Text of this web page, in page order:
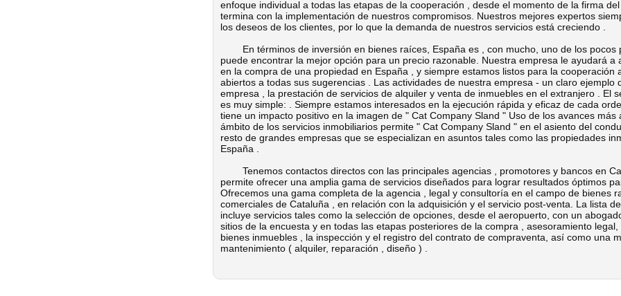
enfoque individual a todas las etapas de la cooperación , desde el momento de la firma
termina con la implementación de nuestros compromisos. Nuestros mejores expertos
los deseos de los clientes, por lo que la demanda de nuestros servicios está creciendo .
En términos de inversión en bienes raíces, España es , con mucho, uno de los pocos
puede encontrar la mejor opción para un precio razonable. Nuestra empresa le ayudará a
en la compra de una propiedad en España , y siempre estamos listos para la cooperación
abiertos a todas sus sugerencias . Las actividades de nuestra empresa - un claro ejemplo
empresa , la prestación de servicios de alquiler y venta de inmuebles en el extranjero . El
es muy simple: .
Siempre estamos interesados ​​en la ejecución rápida y eficaz de cada
tiene un impacto positivo en la imagen de " Cat Company Sland " Uso de los avances más
ámbito de los servicios inmobiliarios permite " Cat Company Sland " en el asiento del
resto de grandes empresas que se especializan en asuntos tales como las propiedades
España .
Tenemos contactos directos con las principales agencias , promotores y bancos en
permite ofrecer una amplia gama de servicios diseñados para lograr resultados óptimos
Ofrecemos una gama completa de la agencia , legal y consultoría en el campo de bienes
comerciales de Cataluña , en relación con la adquisición y el servicio post-venta. La lista
incluye servicios tales como la selección de opciones, desde el aeropuerto, con un
sitios de la encuesta y en todas las etapas posteriores de la compra , asesoramiento
bienes inmuebles , la inspección y el registro del contrato de compraventa, así como una
mantenimiento ( alquiler, reparación , diseño ) .